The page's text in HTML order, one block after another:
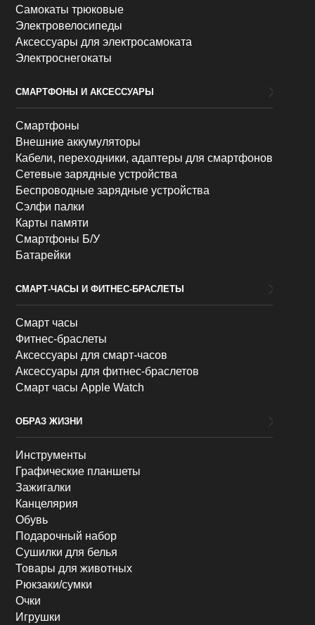
Самокаты трюковые
Электровелосипеды
Аксессуары для электросамоката
Электроснегокаты
СМАРТФОНЫ И АКСЕССУАРЫ
Смартфоны
Внешние аккумуляторы
Кабели, переходники, адаптеры для смартфонов
Сетевые зарядные устройства
Беспроводные зарядные устройства
Сэлфи палки
Карты памяти
Смартфоны Б/У
Батарейки
СМАРТ-ЧАСЫ И ФИТНЕС-БРАСЛЕТЫ
Смарт часы
Фитнес-браслеты
Аксессуары для смарт-часов
Аксессуары для фитнес-браслетов
Смарт часы Apple Watch
ОБРАЗ ЖИЗНИ
Инструменты
Графические планшеты
Зажигалки
Канцелярия
Обувь
Подарочный набор
Сушилки для белья
Товары для животных
Рюкзаки/сумки
Очки
Игрушки